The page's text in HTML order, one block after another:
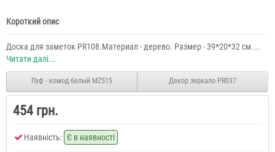
Короткий опис
Доска для заметок PR108.Материал - дерево. Размер - 39*20*32 см....
Читати далі...
Пуф - комод белый MZ515 Декор зеркало PR037
454 грн.
Наявність: Є в наявності